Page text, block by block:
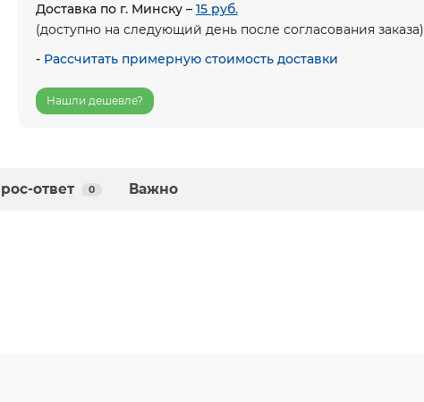
Доставка по г. Минску – 15 руб.
(доступно на следующий день после согласования заказа)
- Рассчитать примерную стоимость доставки
Нашли дешевле?
ответ 0 Важно